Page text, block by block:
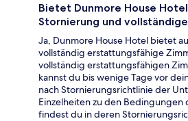
Bietet Dunmore House
Stornierung und
Ja, Dunmore House Hotel bietet
vollständig erstattungsfähige
vollständig erstattungsfähigen
kannst du bis wenige Tage vor
nach Stornierungsrichtlinie der
Einzelheiten zu den
findest du in deren